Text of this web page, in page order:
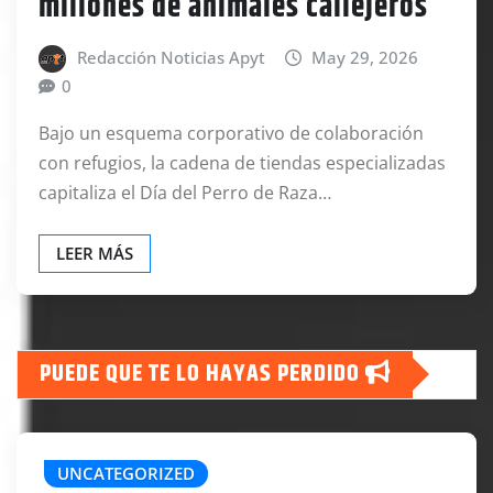
Redacción Noticias Apyt
May 29, 2026
0
Bajo un esquema corporativo de colaboración
con refugios, la cadena de tiendas especializadas
capitaliza el Día del Perro de Raza…
LEER MÁS
PUEDE QUE TE LO HAYAS PERDIDO
UNCATEGORIZED